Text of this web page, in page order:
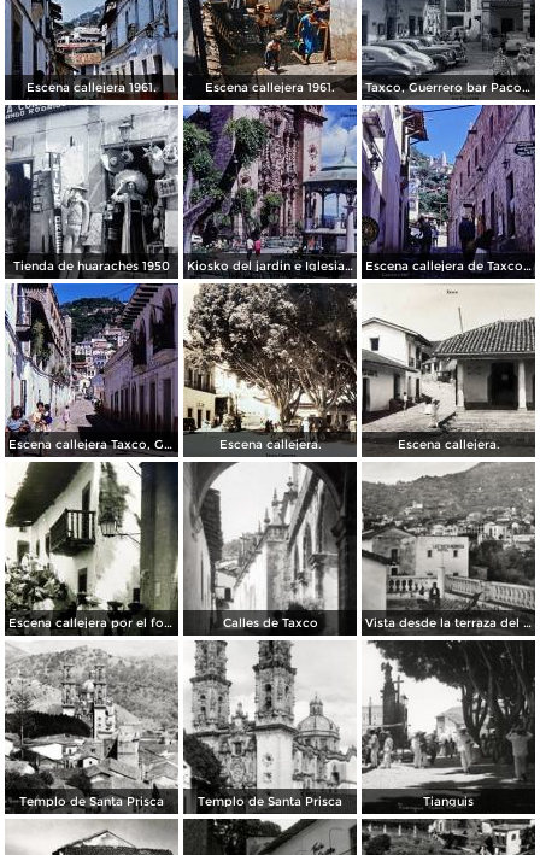
Escena callejera 1961. Escena callejera 1961. Taxco, Guerrero bar Paco 1950
Tienda de huaraches 1950 Kiosko del jardin e Iglesia de Taxco, Guerrero 1967. Escena callejera de Taxco, Guerrero 1967.
Escena callejera Taxco, Guerrero 1967. Escena callejera. Escena callejera.
Escena callejera por el fotografo Hugo Brehme. Calles de Taxco Vista desde la terraza del Hotel Taxqueño
Templo de Santa Prisca Templo de Santa Prisca Tianguis